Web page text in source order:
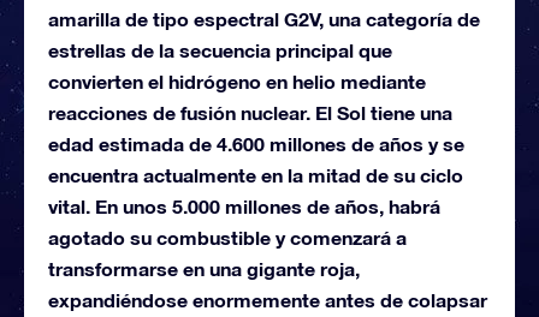
amarilla de tipo espectral G2V, una categoría de
estrellas de la secuencia principal que
convierten el hidrógeno en helio mediante
reacciones de fusión nuclear. El Sol tiene una
edad estimada de 4.600 millones de años y se
encuentra actualmente en la mitad de su ciclo
vital. En unos 5.000 millones de años, habrá
agotado su combustible y comenzará a
transformarse en una gigante roja,
expandiéndose enormemente antes de colapsar